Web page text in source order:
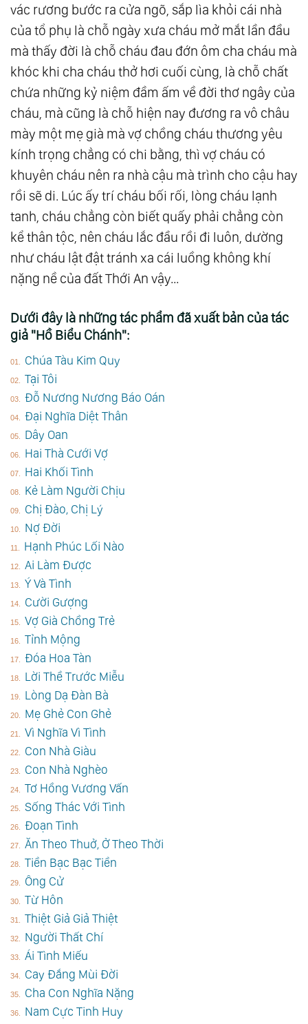
vác rương bước ra cửa ngõ, sắp lìa khỏi cái nhà
của tổ phụ là chỗ ngày xưa cháu mở mắt lần đầu
mà thấy đời là chỗ cháu đau đớn ôm cha cháu mà
khóc khi cha cháu thở hơi cuối cùng, là chỗ chất
chứa những kỷ niệm đầm ấm về đời thơ ngây của
cháu, mà cũng là chỗ hiện nay đương ra vô châu
mày một mẹ già mà vợ chồng cháu thương yêu
kính trọng chẳng có chi bằng, thì vợ cháu có
khuyên cháu nên ra nhà cậu mà trình cho cậu hay
rồi sẽ di. Lúc ấy trí cháu bối rối, lòng cháu lạnh
tanh, cháu chẳng còn biết quấy phải chẳng còn
kể thân tộc, nên cháu lắc đầu rồi đi luôn, dường
như cháu lật đật tránh xa cái luồng không khí
nặng nề của đất Thới An vậy…
Dưới đây là những tác phẩm đã xuất bản của tác
giả "Hồ Biểu Chánh":
Chúa Tàu Kim Quy
Tại Tôi
Đỗ Nương Nương Báo Oán
Đại Nghĩa Diệt Thân
Dây Oan
Hai Thà Cưới Vợ
Hai Khối Tình
Kẻ Làm Người Chịu
Chị Đào, Chị Lý
Nợ Đời
Hạnh Phúc Lối Nào
Ai Làm Được
Ý Và Tình
Cười Gượng
Vợ Già Chồng Trẻ
Tỉnh Mộng
Đóa Hoa Tàn
Lời Thề Trước Miễu
Lòng Dạ Ðàn Bà
Mẹ Ghẻ Con Ghẻ
Vì Nghĩa Vì Tình
Con Nhà Giàu
Con Nhà Nghèo
Tơ Hồng Vương Vấn
Sống Thác Với Tình
Đoạn Tình
Ăn Theo Thuở, Ở Theo Thời
Tiền Bạc Bạc Tiền
Ông Cử
Từ Hôn
Thiệt Giả Giả Thiệt
Người Thất Chí
Ái Tình Miếu
Cay Đắng Mùi Đời
Cha Con Nghĩa Nặng
Nam Cực Tinh Huy